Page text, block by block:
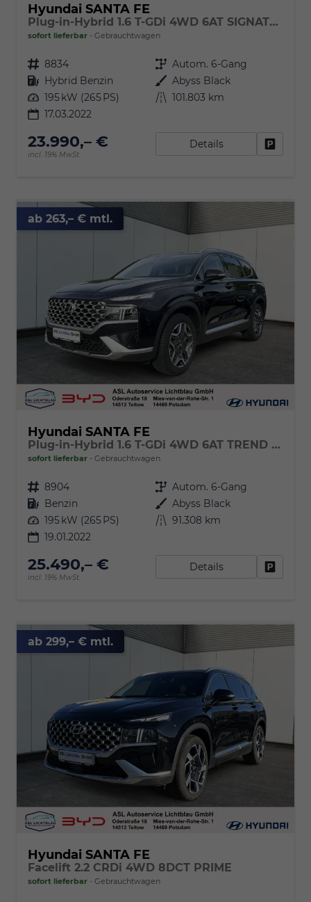
Hyundai SANTA FE
Plug-in-Hybrid 1.6 T-GDi 4WD 6AT SIGNATURE Panoramadach
sofort lieferbar Gebrauchtwagen
Fahrzeugnr. 8834 Getriebe Autom. 6-Gang
Kraftstoff Hybrid Benzin Außenfarbe Abyss Black
Leistung 195 kW (265 PS) Kilometerstand 101.803 km
17.03.2022
23.990,– €
incl. 19% MwSt.
Details
ab 263,– € mtl.
Hyundai SANTA FE
Plug-in-Hybrid 1.6 T-GDi 4WD 6AT TREND Panoramadach
sofort lieferbar Gebrauchtwagen
Fahrzeugnr. 8904 Getriebe Autom. 6-Gang
Kraftstoff Benzin Außenfarbe Abyss Black
Leistung 195 kW (265 PS) Kilometerstand 91.308 km
19.01.2022
25.490,– €
incl. 19% MwSt.
Details
ab 299,– € mtl.
Hyundai SANTA FE
Facelift 2.2 CRDi 4WD 8DCT PRIME
sofort lieferbar Gebrauchtwagen